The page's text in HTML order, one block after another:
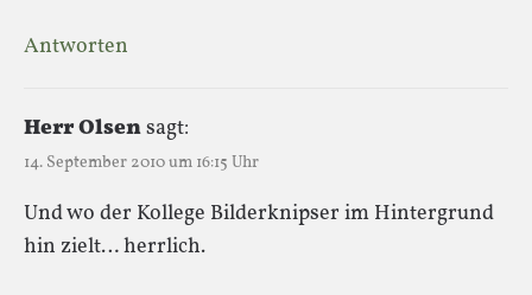
Antworten
Herr Olsensagt:
14. September 2010 um 16:15 Uhr
Und wo der Kollege Bilderknipser im Hintergrund
hin zielt… herrlich.